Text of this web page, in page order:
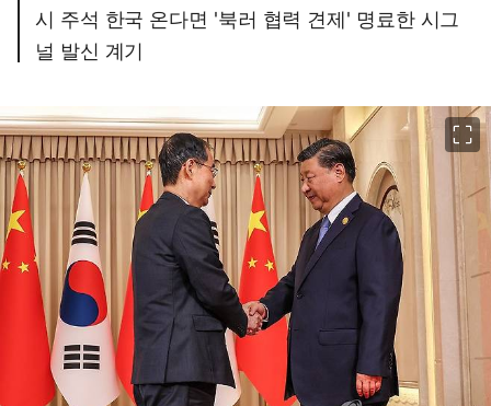
시 주석 한국 온다면 '북러 협력 견제' 명료한 시그
널 발신 계기